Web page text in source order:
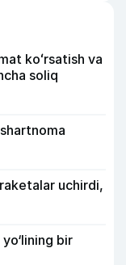
koʻrsatish va
soliq
uchirdi,
bir